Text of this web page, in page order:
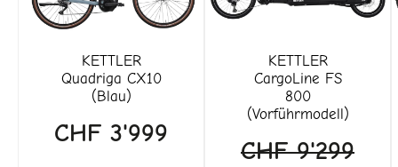
KETTLER
Quadriga CX10
(Blau)
CHF 3'999
KETTLER
CargoLine FS
800
(Vorführmodell)
CHF9'299
war:
CHF 9'299
ist: